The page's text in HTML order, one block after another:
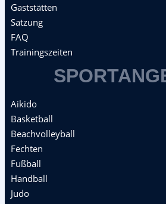
Gaststätten
Satzung
FAQ
Trainingszeiten
Aikido
Basketball
Beachvolleyball
Fechten
Fußball
Handball
Judo